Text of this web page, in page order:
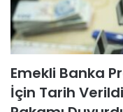
Emekli Banka
İçin Tarih